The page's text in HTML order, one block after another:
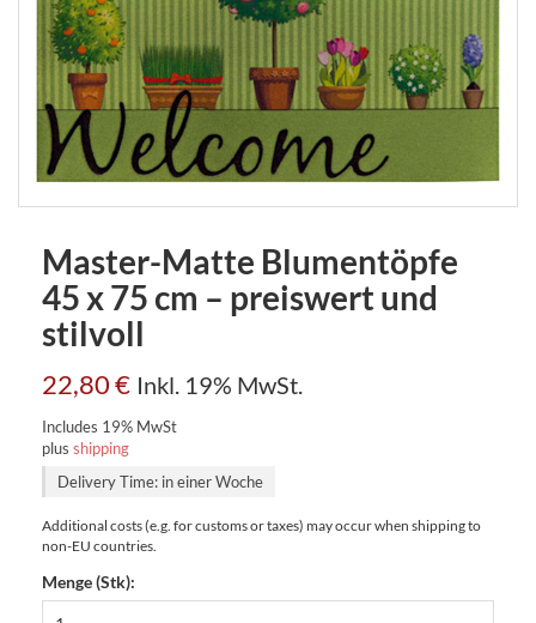
Master-Matte Blumentöpfe
45 x 75 cm – preiswert und
stilvoll
22,80€ Inkl. 19% MwSt.
Includes 19% MwSt
plus shipping
Delivery Time: in einer Woche
Additional costs (e.g. for customs or taxes) may occur when shipping to
non-EU countries.
Menge (Stk):